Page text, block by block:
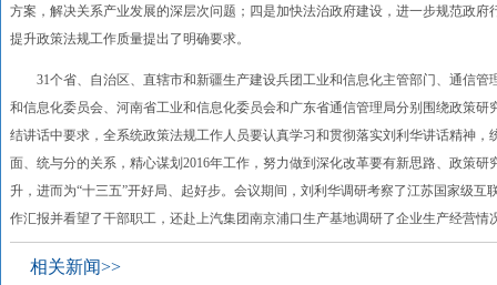
方案，解决关系产业发展的深层次问题；四是加快法治政府建设，进一步规范政
提升政策法规工作质量提出了明确要求。
31个省、自治区、直辖市和新疆生产建设兵团工业和信息化主管部门、通信管
和信息化委员会、河南省工业和信息化委员会和广东省通信管理局分别围绕政策
结讲话中要求，全系统政策法规工作人员要认真学习和贯彻落实刘利华讲话精神
面、统与分的关系，精心谋划2016年工作，努力做到深化改革要有新思路、政策
升，进而为“十三五”开好局、起好步。会议期间，刘利华调研考察了江苏国家级
作汇报并看望了干部职工，还赴上汽集团南京浦口生产基地调研了企业生产经营情
相关新闻>>